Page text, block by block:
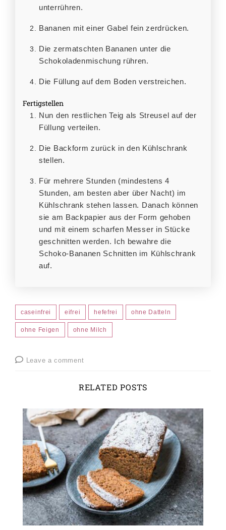
unterrühren.
Bananen mit einer Gabel fein zerdrücken.
Die zermatschten Bananen unter die
Schokoladenmischung rühren.
Die Füllung auf dem Boden verstreichen.
Fertigstellen
Nun den restlichen Teig als Streusel auf der
Füllung verteilen.
Die Backform zurück in den Kühlschrank
stellen.
Für mehrere Stunden (mindestens 4
Stunden, am besten aber über Nacht) im
Kühlschrank stehen lassen. Danach können
sie am Backpapier aus der Form gehoben
und mit einem scharfen Messer in Stücke
geschnitten werden. Ich bewahre die
Schoko-Bananen Schnitten im Kühlschrank
auf.
caseinfrei eifrei hefefrei ohne Datteln
ohne Feigen ohne Milch
Leave a comment
RELATED POSTS